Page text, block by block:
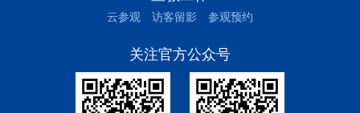
云参观 访客留影 参观预约
关注官方公众号